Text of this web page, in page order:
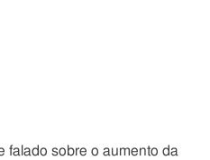
falado sobre o aumento da